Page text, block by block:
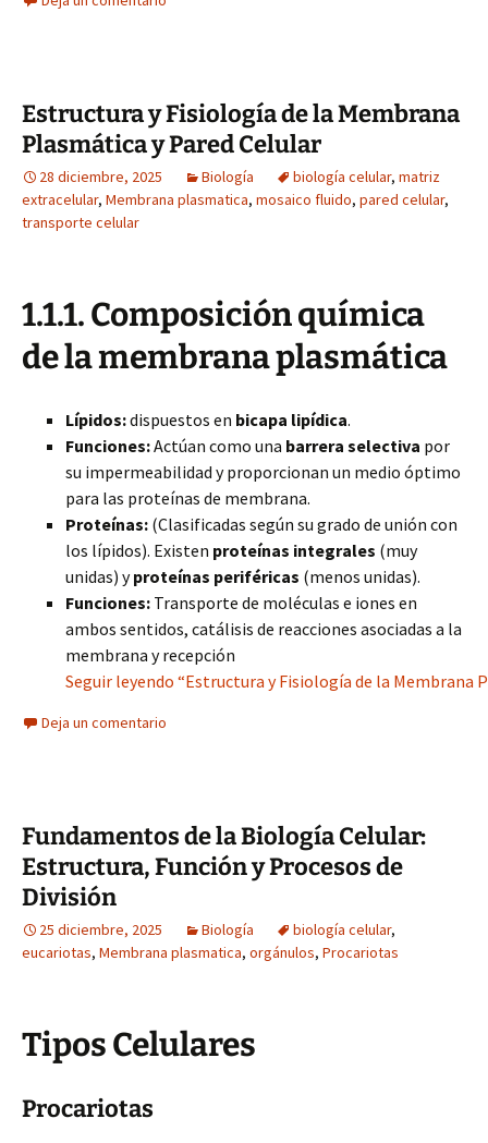
Estructura y Fisiología de la Membrana
Plasmática y Pared Celular
28 diciembre, 2025 Biología biología celular, matriz
extracelular, Membrana plasmatica, mosaico fluido, pared celular,
transporte celular
1.1.1. Composición química
de la membrana plasmática
Lípidos:dispuestos en bicapa lipídica.
Funciones:Actúan como una barrera selectiva por
su impermeabilidad y proporcionan un medio óptimo
para las proteínas de membrana.
Proteínas: (Clasificadas según su grado de unión con
los lípidos). Existen proteínas integrales (muy
unidas) yproteínas periféricas (menos unidas).
Funciones: Transporte de moléculas e iones en
ambos sentidos, catálisis de reacciones asociadas a la
membrana y recepción
Seguir leyendo “Estructura y Fisiología de la Membrana
Deja un comentario
Fundamentos de la Biología Celular:
Estructura, Función y Procesos de
División
25 diciembre, 2025 Biología biología celular,
eucariotas, Membrana plasmatica, orgánulos, Procariotas
Tipos Celulares
Procariotas